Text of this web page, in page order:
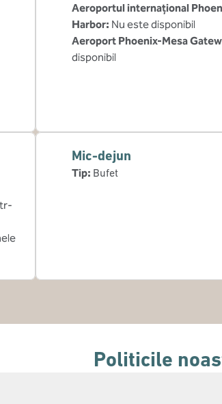
Aeroportul internațional
Harbor: Nu este disponibil
Aeroport Phoenix-Mesa
disponibil
Mic-dejun
Tip: Bufet
Politicile